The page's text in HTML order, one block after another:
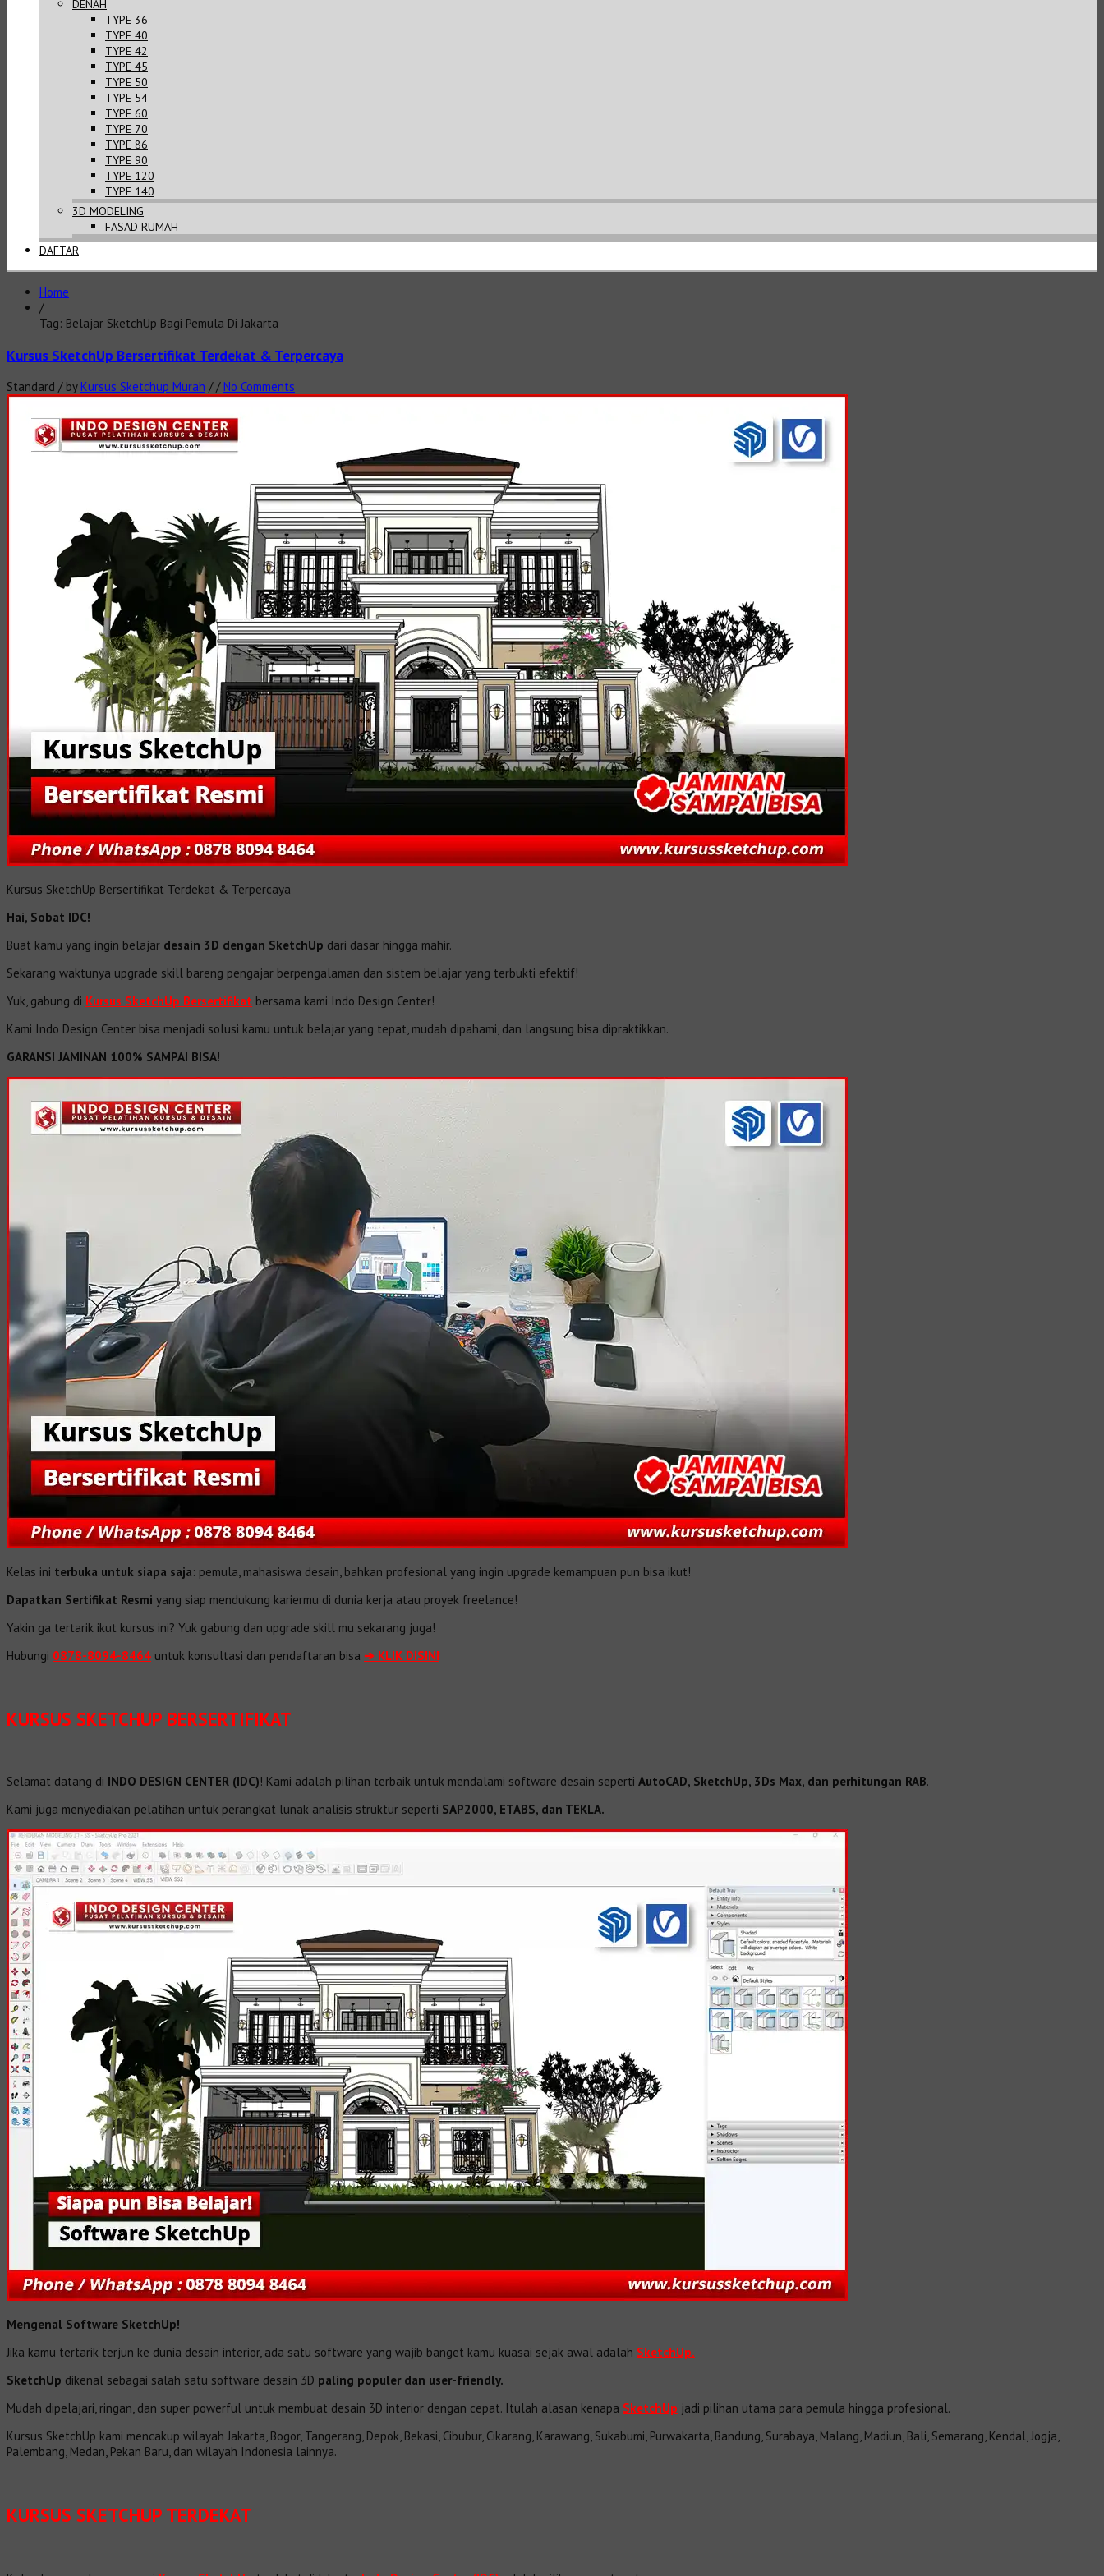
DENAH
TYPE 36
TYPE 40
TYPE 42
TYPE 45
TYPE 50
TYPE 54
TYPE 60
TYPE 70
TYPE 86
TYPE 90
TYPE 120
TYPE 140
3D MODELING
FASAD RUMAH
DAFTAR
Home
/
Tag: Belajar SketchUp Bagi Pemula Di Jakarta
Kursus SketchUp Bersertifikat Terdekat & Terpercaya
Standard / byKursus Sketchup Murah //No Comments
Kursus SketchUp Bersertifikat Terdekat & Terpercaya
Hai, Sobat IDC!
Buat kamu yang ingin belajar desain 3D dengan SketchUp dari dasar hingga mahir.
Sekarang waktunya upgrade skill bareng pengajar berpengalaman dan sistem belajar yang terbukti efektif!
Yuk, gabung di Kursus SketchUp Bersertifikat bersama kami Indo Design Center!
Kami Indo Design Center bisa menjadi solusi kamu untuk belajar yang tepat, mudah dipahami, dan langsung bisa dipraktikkan.
GARANSI JAMINAN 100% SAMPAI BISA!
Kelas ini terbuka untuk siapa saja: pemula, mahasiswa desain, bahkan profesional yang ingin upgrade kemampuan pun bisa ikut!
Dapatkan Sertifikat Resmi yang siap mendukung kariermu di dunia kerja atau proyek freelance!
Yakin ga tertarik ikut kursus ini? Yuk gabung dan upgrade skill mu sekarang juga!
Hubungi 0878-8094-8464 untuk konsultasi dan pendaftaran bisa ➔ KLIK DISINI
KURSUS SKETCHUP BERSERTIFIKAT
Selamat datang di INDO DESIGN CENTER (IDC)! Kami adalah pilihan terbaik untuk mendalami software desain seperti AutoCAD, SketchUp, 3Ds Max, dan perhitungan RAB.
Kami juga menyediakan pelatihan untuk perangkat lunak analisis struktur seperti SAP2000, ETABS, dan TEKLA.
Mengenal Software SketchUp!
Jika kamu tertarik terjun ke dunia desain interior, ada satu software yang wajib banget kamu kuasai sejak awal adalah SketchUp.
SketchUp dikenal sebagai salah satu software desain 3D paling populer dan user-friendly.
Mudah dipelajari, ringan, dan super powerful untuk membuat desain 3D interior dengan cepat. Itulah alasan kenapa SketchUp jadi pilihan utama para pemula hingga profesional.
Kursus SketchUp kami mencakup wilayah Jakarta, Bogor, Tangerang, Depok, Bekasi, Cibubur, Cikarang, Karawang, Sukabumi, Purwakarta, Bandung, Surabaya, Malang, Madiun, Bali, Semarang, Kendal, Jogja,
Palembang, Medan, Pekan Baru, dan wilayah Indonesia lainnya.
KURSUS SKETCHUP TERDEKAT